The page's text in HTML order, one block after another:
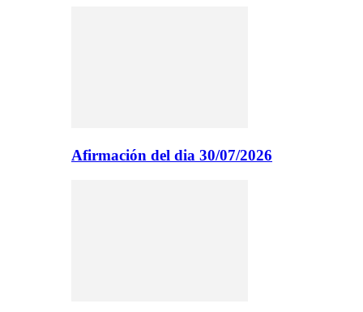
Afirmación del dia 30/07/2026